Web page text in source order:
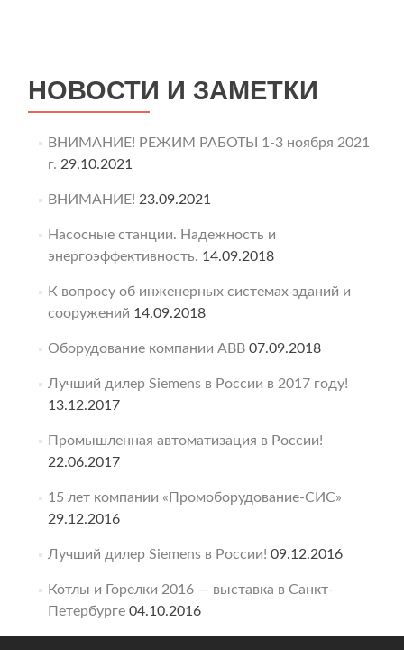
НОВОСТИ И ЗАМЕТКИ
ВНИМАНИЕ! РЕЖИМ РАБОТЫ 1-3 ноября 2021
г. 29.10.2021
ВНИМАНИЕ! 23.09.2021
Насосные станции. Надежность и
энергоэффективность. 14.09.2018
К вопросу об инженерных системах зданий и
сооружений 14.09.2018
Оборудование компании ABB 07.09.2018
Лучший дилер Siemens в России в 2017 году!
13.12.2017
Промышленная автоматизация в России!
22.06.2017
15 лет компании «Промоборудование-СИС»
29.12.2016
Лучший дилер Siemens в России! 09.12.2016
Котлы и Горелки 2016 — выставка в Санкт-
Петербурге 04.10.2016